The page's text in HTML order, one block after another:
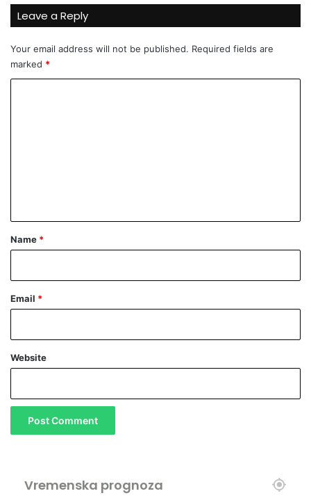
a
j
e
a
i
b
o
Leave a Reply
Your email address will not be published. Required fields are
marked *
*
Name *
Email *
Website
Vremenska prognoza